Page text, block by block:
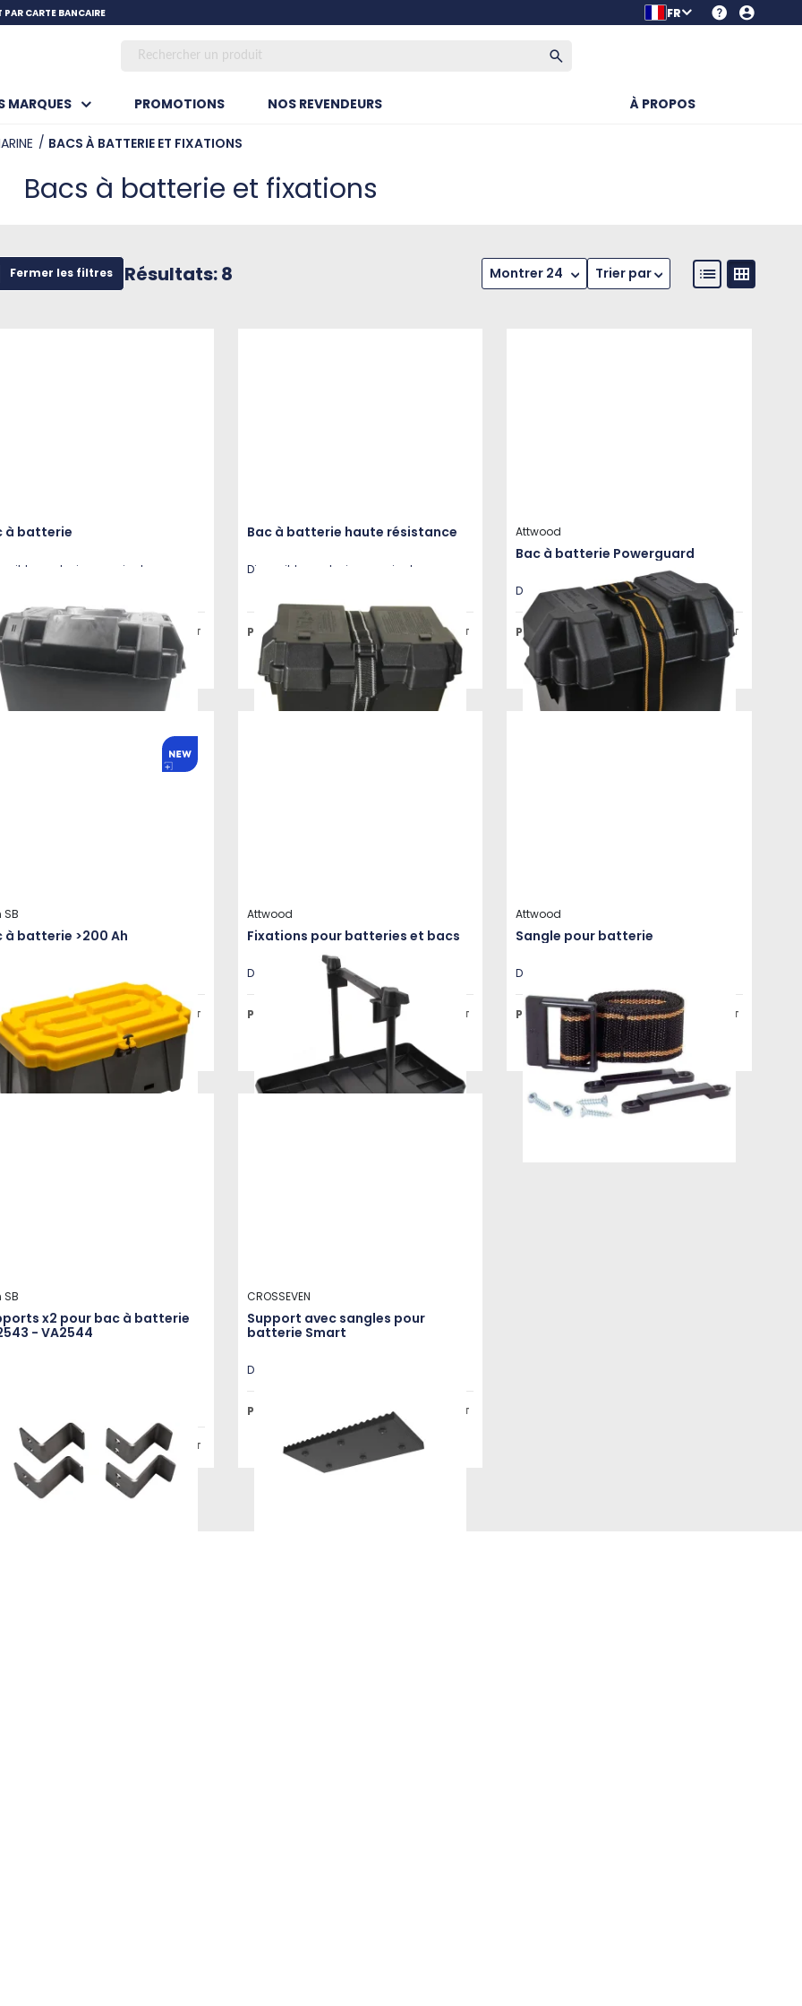
FR
PAR CARTE BANCAIRE
MARQUES PROMOTIONS NOS REVENDEURS À PROPOS
BACS À BATTERIE ET FIXATIONS
Bacs à batterie et fixations
Fermer les filtres Résultats: 8 Montrer 24 Trier par
à batterie
en plusieurs variantes
public à partir de 21,65 € HT
Bac à batterie haute résistance
Disponible en plusieurs variantes
Prix public à partir de 23,25 € HT
Bac à batterie Powerguard
Attwood
Disponible en plusieurs variantes
Prix public à partir de 11,81 €HT
à batterie >200 Ah
en plusieurs variantes
public à partir de 156,40 €HT
Fixations pour batteries et bacs
Attwood
Disponible en plusieurs variantes
Prix public à partir de HT
Sangle pour batterie
Attwood
Disponible en plusieurs variantes
Prix public à partir de HT
x2 pour bac à batterie
- VA2544
CANVA2555
public : 17,19 € HT
Support avec sangles pour
batterie Smart
CROSSEVEN
Disponible en plusieurs variantes
Prix public à partir de HT